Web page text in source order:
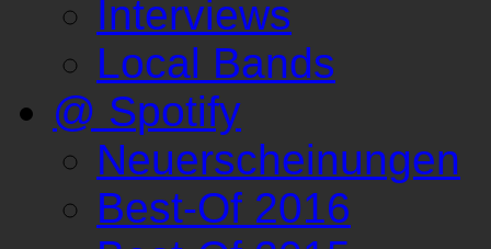
Interviews
Local Bands
@ Spotify
Neuerscheinungen
Best-Of 2016